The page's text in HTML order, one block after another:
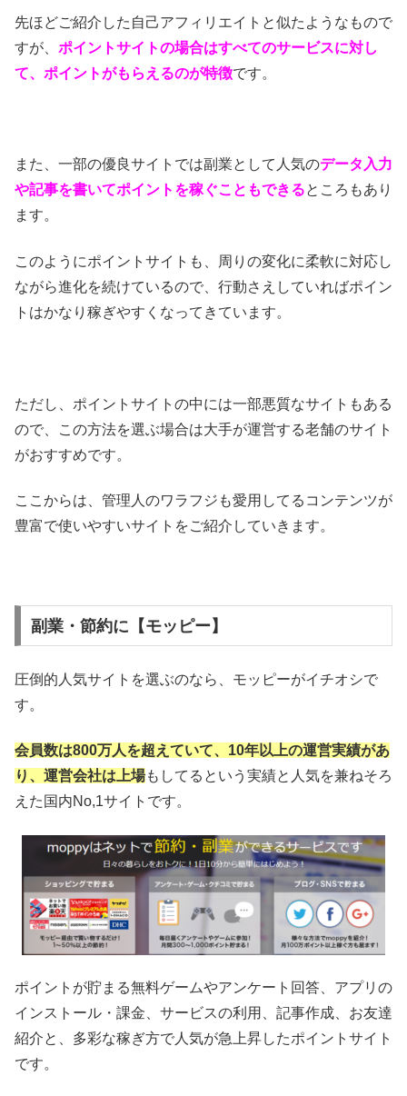
先ほどご紹介した自己アフィリエイトと似たようなもので
すが、 ポイントサイトの場合はすべてのサービスに対し
て、ポイントがもらえるのが特徴です。
また、一部の優良サイトでは副業として人気のデータ入力
や記事を書いてポイントを稼ぐこともできるところもあり
ます。
このようにポイントサイトも、周りの変化に柔軟に対応し
ながら進化を続けているので、行動さえしていればポイン
トはかなり稼ぎやすくなってきています。
ただし、ポイントサイトの中には一部悪質なサイトもある
ので、この方法を選ぶ場合は大手が運営する老舗のサイト
がおすすめです。
ここからは、管理人のワラフジも愛用してるコンテンツが
豊富で使いやすいサイトをご紹介していきます。
副業・節約に【モッピー】
圧倒的人気サイトを選ぶのなら、モッピーがイチオシで
す。
会員数は800万人を超えていて、10年以上の運営実績があ
り、運営会社は上場もしてるという実績と人気を兼ねそろ
えた国内No,1サイトです。
ポイントが貯まる無料ゲームやアンケート回答、アプリの
インストール・課金、サービスの利用、記事作成、お友達
紹介と、多彩な稼ぎ方で人気が急上昇したポイントサイト
です。